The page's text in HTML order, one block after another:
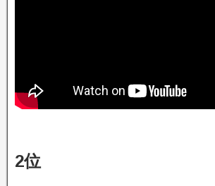
2位